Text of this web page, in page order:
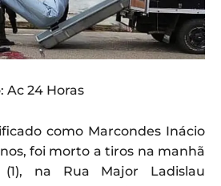
Ac 24 Horas
como Marcondes Inácio
foi morto a tiros na manhã
na Rua Major Ladislau